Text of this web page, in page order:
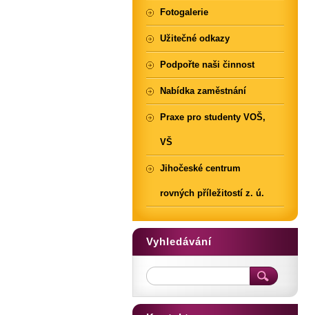
Fotogalerie
Užitečné odkazy
Podpořte naši činnost
Nabídka zaměstnání
Praxe pro studenty VOŠ,
VŠ
Jihočeské centrum
rovných příležitostí z. ú.
Vyhledávání